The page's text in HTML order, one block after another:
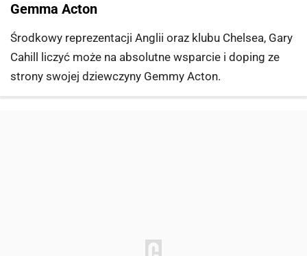
Gemma Acton
Środkowy reprezentacji Anglii oraz klubu Chelsea, Gary
Cahill liczyć może na absolutne wsparcie i doping ze
strony swojej dziewczyny Gemmy Acton.